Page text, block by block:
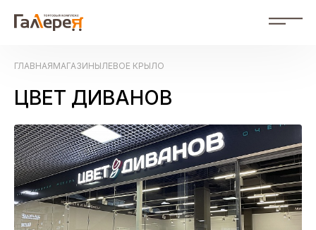
RU Russian
События
Магазины
Схема ТК
О нас
Фотогалерея
ГЛАВНАЯМАГАЗИНЫЛЕВОЕ КРЫЛО
ЦВЕТ ДИВАНОВ